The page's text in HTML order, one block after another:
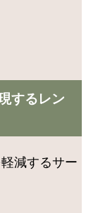
するレン
減するサー